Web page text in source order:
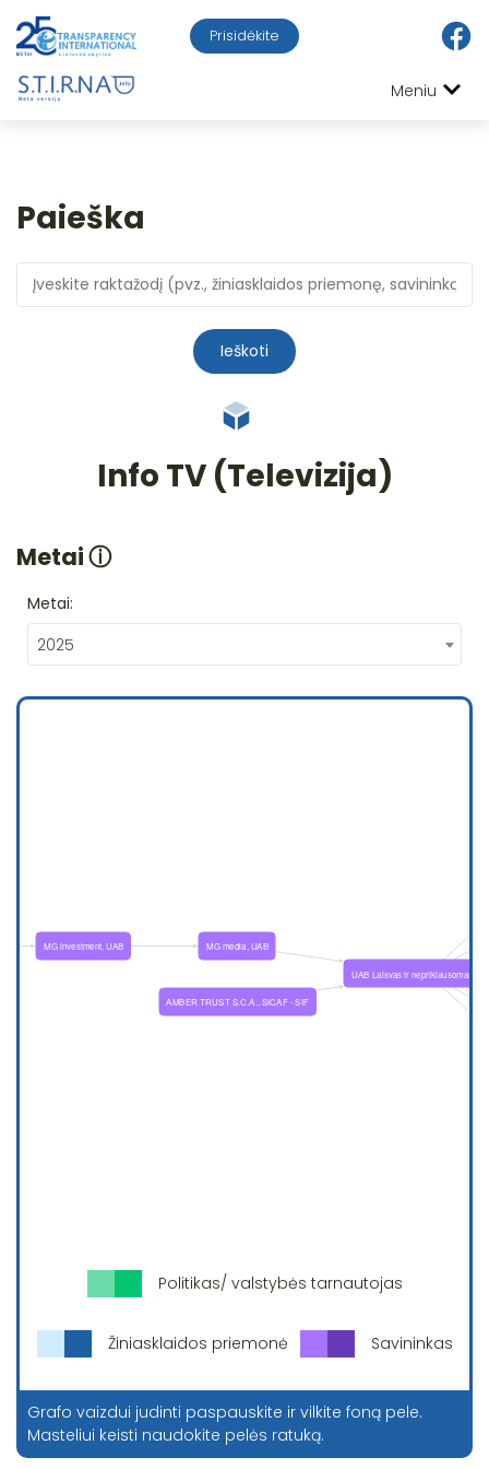
Prisidėkite
Meniu
Paieška
Ieškoti
Info TV (Televizija)
Metaiⓘ
Metai:
2025
Politikas/ valstybės tarnautojas
Žiniasklaidos priemonė Savininkas
Grafo vaizdui judinti paspauskite ir vilkite foną pele.
Masteliui keisti naudokite pelės ratuką.